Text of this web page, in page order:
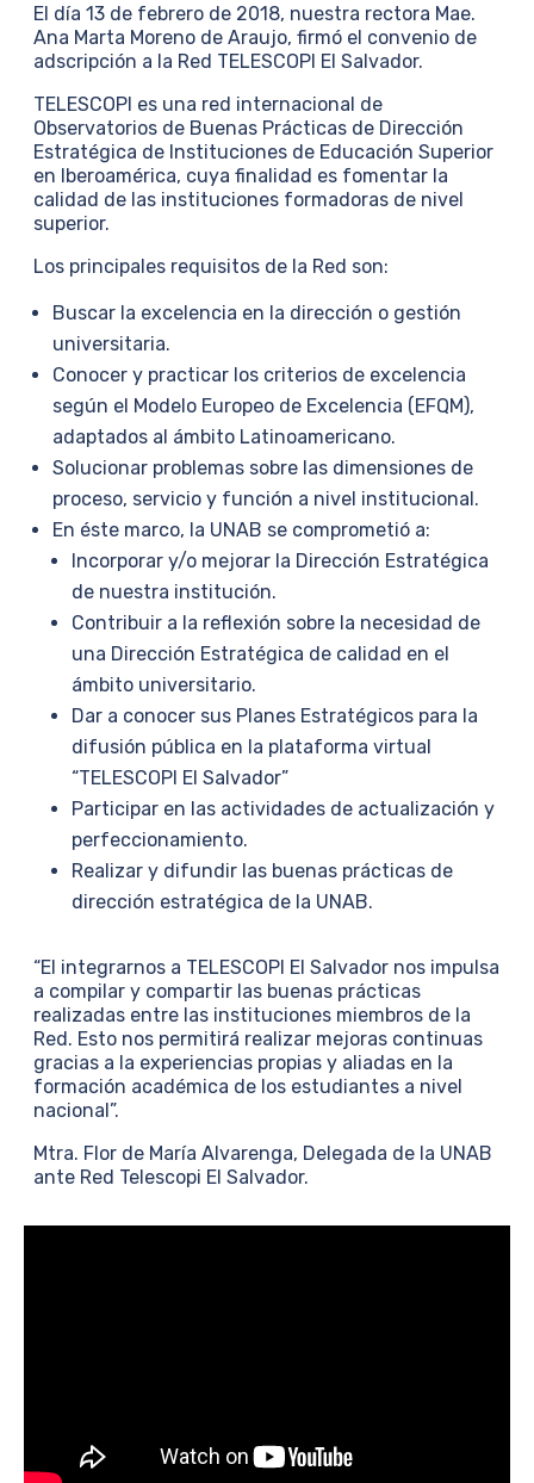
El día 13 de febrero de 2018, nuestra rectora Mae.
Ana Marta Moreno de Araujo, firmó el convenio de
adscripción a la Red TELESCOPI El Salvador.
TELESCOPI es una red internacional de
Observatorios de Buenas Prácticas de Dirección
Estratégica de Instituciones de Educación Superior
en Iberoamérica, cuya finalidad es fomentar la
calidad de las instituciones formadoras de nivel
superior.
Los principales requisitos de la Red son:
Buscar la excelencia en la dirección o gestión
universitaria.
Conocer y practicar los criterios de excelencia
según el Modelo Europeo de Excelencia (EFQM),
adaptados al ámbito Latinoamericano.
Solucionar problemas sobre las dimensiones de
proceso, servicio y función a nivel institucional.
En éste marco, la UNAB se comprometió a:
Incorporar y/o mejorar la Dirección Estratégica
de nuestra institución.
Contribuir a la reflexión sobre la necesidad de
una Dirección Estratégica de calidad en el
ámbito universitario.
Dar a conocer sus Planes Estratégicos para la
difusión pública en la plataforma virtual
“TELESCOPI El Salvador”
Participar en las actividades de actualización y
perfeccionamiento.
Realizar y difundir las buenas prácticas de
dirección estratégica de la UNAB.
“El integrarnos a TELESCOPI El Salvador nos impulsa
a compilar y compartir las buenas prácticas
realizadas entre las instituciones miembros de la
Red. Esto nos permitirá realizar mejoras continuas
gracias a la experiencias propias y aliadas en la
formación académica de los estudiantes a nivel
nacional”.
Mtra. Flor de María Alvarenga, Delegada de la UNAB
ante Red Telescopi El Salvador.